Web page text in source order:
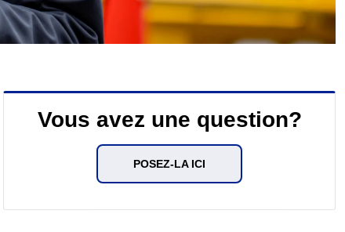
Vous avez une question?
POSEZ-LA ICI